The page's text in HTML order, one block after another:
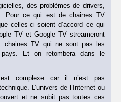
des problèmes de drivers,
Pour ce qui est de chaines TV
celles-ci soient d’accord ce qui
TV et Google TV streameront
chaines TV qui ne sont pas les
Et on retombera dans le
complexe car il n’est pas
L’univers de l’Internet ou
et ne subit pas toutes ces